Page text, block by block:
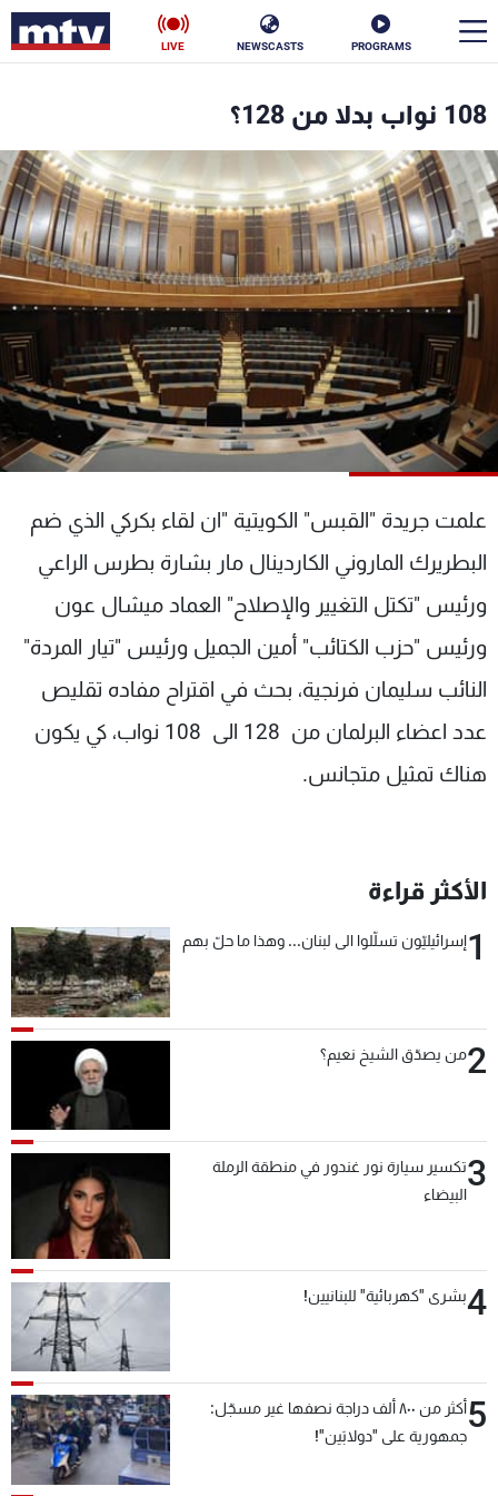
PROGRAMS
NEWSCASTS
LIVE
108 نواب بدلا من 128؟
علمت جريدة "القبس" الكويتية "ان لقاء بكركي الذي ضم
البطريرك الماروني الكاردينال مار بشارة بطرس الراعي
ورئيس "تكتل التغيير والإصلاح" العماد ميشال عون
ورئيس "حزب الكتائب" أمين الجميل ورئيس "تيار المردة"
النائب سليمان فرنجية، بحث في اقتراح مفاده تقليص
عدد اعضاء البرلمان من 128 الى 108 نواب، كي يكون
هناك تمثيل متجانس.
الأكثر قراءة
1إسرائيليّون تسلّلوا الى لبنان... وهذا ما حلّ بهم
2من يصدّق الشيخ نعيم؟
3تكسير سيارة نور غندور في منطقة الرملة
البيضاء
4بشرى "كهربائية" للبنانيين!
5
أكثر من ٨٠٠ ألف دراجة نصفها غير مسجّل:
جمهورية على "دولابَين"!
سياسة ناس
إقتصاد فن
منوعات رياضة
كأس العالم
البرامج
شاهد البرامج
الترددات
الإنـتـاج
وظائف
تواصل معنا
سياسة الخصوصية